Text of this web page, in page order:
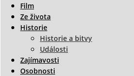
Film
Ze života
Historie
Historie a bitvy
Události
Zajímavosti
Osobnosti